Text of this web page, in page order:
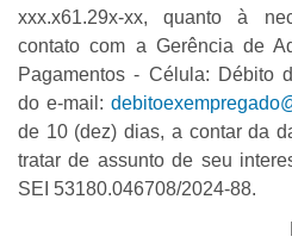
xxx.x61.29x-xx, quanto à
contato com a Gerência de
Pagamentos - Célula: Débito
do e-mail:
de 10 (dez) dias, a contar da
tratar de assunto de seu
SEI 53180.046708/2024-88.